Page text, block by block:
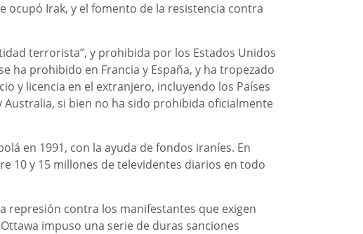
ocupó Irak, y el fomento de la resistencia contra
terrorista”, y prohibida por los Estados Unidos
ha prohibido en Francia y España, y ha tropezado
y licencia en el extranjero, incluyendo los Países
Australia, si bien no ha sido prohibida oficialmente
en 1991, con la ayuda de fondos iraníes. En
10 y 15 millones de televidentes diarios en todo
represión contra los manifestantes que exigen
impuso una serie de duras sanciones